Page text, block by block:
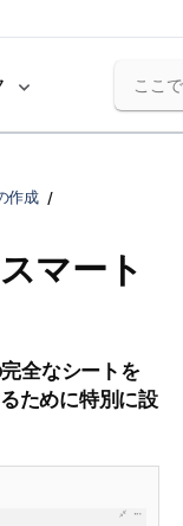
作成
マート
全なシートを
ために特別に設